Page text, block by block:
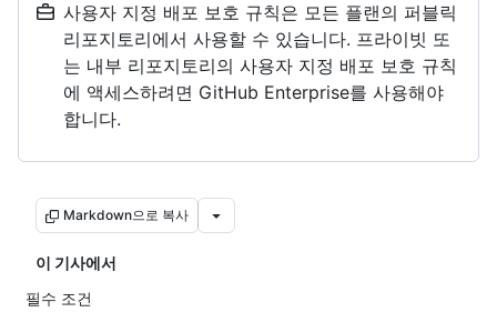
사용자 지정 배포 보호 규칙은 모든 플랜의 퍼블릭
리포지토리에서 사용할 수 있습니다. 프라이빗 또
는 내부 리포지토리의 사용자 지정 배포 보호 규칙
에 액세스하려면 GitHub Enterprise를 사용해야
합니다.
Markdown으로 복사
이 기사에서
필수 조건